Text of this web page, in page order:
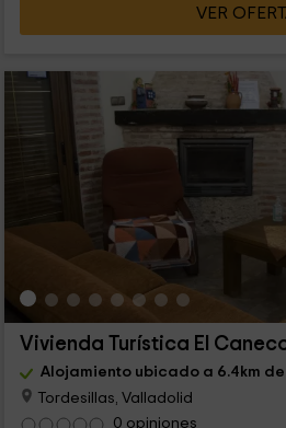
VER
Vivienda Turística El
Alojamiento ubicado a 6.4km
Tordesillas, Valladolid
0 opiniones